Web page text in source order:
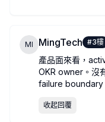
MI MingTech #3樓
產品面來看，
OKR owner。沒
failure boundary
收起回覆